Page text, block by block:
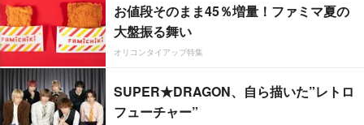
お値段そのまま45％増量！ファミマ夏の
大盤振る舞い
オリコンタイアップ特集
SUPER★DRAGON、自ら描いた”レトロ
フューチャー”